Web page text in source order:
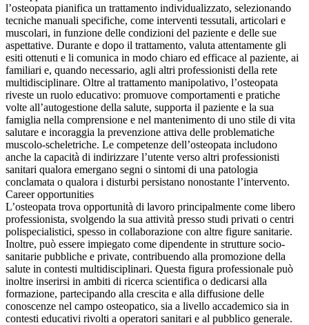
l’osteopata pianifica un trattamento individualizzato, selezionando
tecniche manuali specifiche, come interventi tessutali, articolari e
muscolari, in funzione delle condizioni del paziente e delle sue
aspettative. Durante e dopo il trattamento, valuta attentamente gli
esiti ottenuti e li comunica in modo chiaro ed efficace al paziente, ai
familiari e, quando necessario, agli altri professionisti della rete
multidisciplinare. Oltre al trattamento manipolativo, l’osteopata
riveste un ruolo educativo: promuove comportamenti e pratiche
volte all’autogestione della salute, supporta il paziente e la sua
famiglia nella comprensione e nel mantenimento di uno stile di vita
salutare e incoraggia la prevenzione attiva delle problematiche
muscolo-scheletriche. Le competenze dell’osteopata includono
anche la capacità di indirizzare l’utente verso altri professionisti
sanitari qualora emergano segni o sintomi di una patologia
conclamata o qualora i disturbi persistano nonostante l’intervento.
Career opportunities
L’osteopata trova opportunità di lavoro principalmente come libero
professionista, svolgendo la sua attività presso studi privati o centri
polispecialistici, spesso in collaborazione con altre figure sanitarie.
Inoltre, può essere impiegato come dipendente in strutture socio-
sanitarie pubbliche e private, contribuendo alla promozione della
salute in contesti multidisciplinari. Questa figura professionale può
inoltre inserirsi in ambiti di ricerca scientifica o dedicarsi alla
formazione, partecipando alla crescita e alla diffusione delle
conoscenze nel campo osteopatico, sia a livello accademico sia in
contesti educativi rivolti a operatori sanitari e al pubblico generale.